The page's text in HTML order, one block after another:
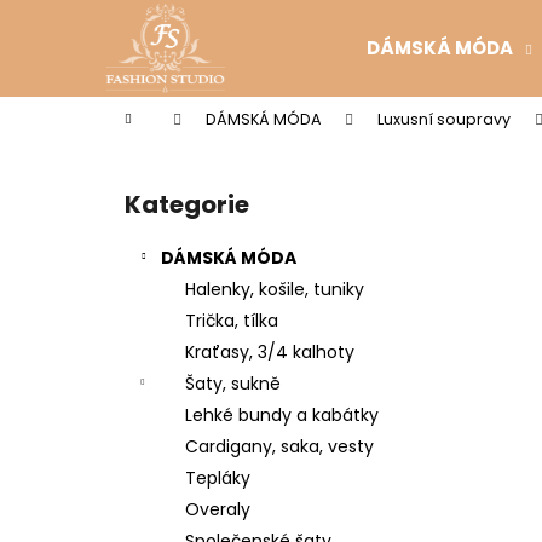
DÁMSKÁ MÓDA
Domů DÁMSKÁ MÓDA Luxusní soupravy
Přeskočit
kategorie
Kategorie
DÁMSKÁ MÓDA
Halenky, košile, tuniky
Trička, tílka
Kraťasy, 3/4 kalhoty
Šaty, sukně
Lehké bundy a kabátky
Cardigany, saka, vesty
Tepláky
Overaly
í
Zpět
do
Zpět
do